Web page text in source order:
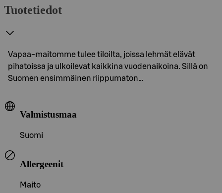
Tuotetiedot
Vapaa-maitomme tulee tiloilta, joissa lehmät elävät
pihatoissa ja ulkoilevat kaikkina vuodenaikoina. Sillä on
Suomen ensimmäinen riippumaton…
Valmistusmaa
Suomi
Allergeenit
Maito